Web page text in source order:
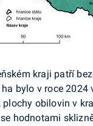
kraji patří
bylo v roce 2024
obilovin v
hodnotami